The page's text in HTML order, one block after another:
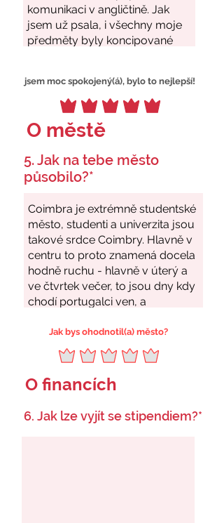
jsem moc spokojený(á), bylo to nejlepší!
O městě
5. Jak na tebe město
působilo?*
Jak bys ohodnotil(a) město?
O financích
6. Jak lze vyjít se stipendiem?*